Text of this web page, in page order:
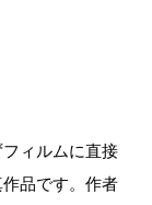
ィルムに直接
品です。作者